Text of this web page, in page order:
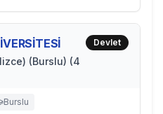
(Burslu) (4
Devlet
Burslu